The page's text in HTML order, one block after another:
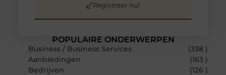
POPULAIRE ONDERWERPEN
Business / Business Services
(338 )
Aanbiedingen
(163 )
Bedrijven
(126 )
Registreer nu!